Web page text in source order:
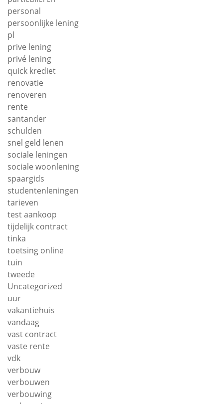
personal
persoonlijke lening
pl
prive lening
privé lening
quick krediet
renovatie
renoveren
rente
santander
schulden
snel geld lenen
sociale leningen
sociale woonlening
spaargids
studentenleningen
tarieven
test aankoop
tijdelijk contract
tinka
toetsing online
tuin
tweede
Uncategorized
uur
vakantiehuis
vandaag
vast contract
vaste rente
vdk
verbouw
verbouwen
verbouwing